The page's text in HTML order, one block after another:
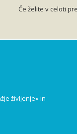
Če želite v celoti
življenje« in